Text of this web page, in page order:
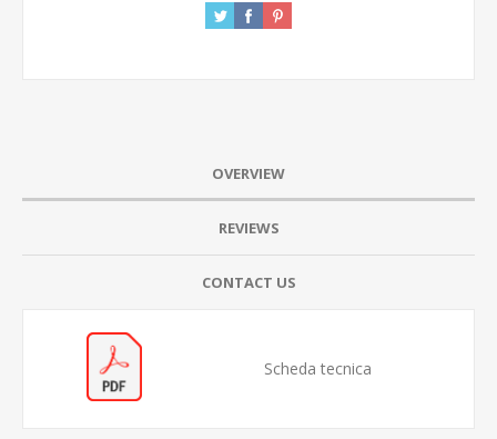
OVERVIEW
REVIEWS
CONTACT US
Scheda tecnica